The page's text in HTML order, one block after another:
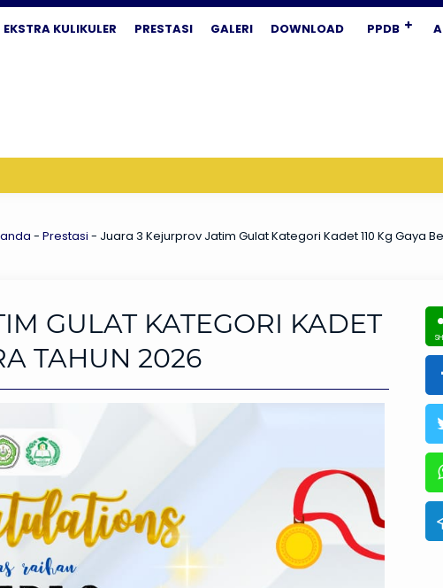
EKSTRA KULIKULER PRESTASI GALERI DOWNLOAD PPDB
- Prestasi - Juara 3 Kejurprov Jatim Gulat Kategori Kadet 110 Kg Gaya
GULAT KATEGORI KADET
TAHUN 2026